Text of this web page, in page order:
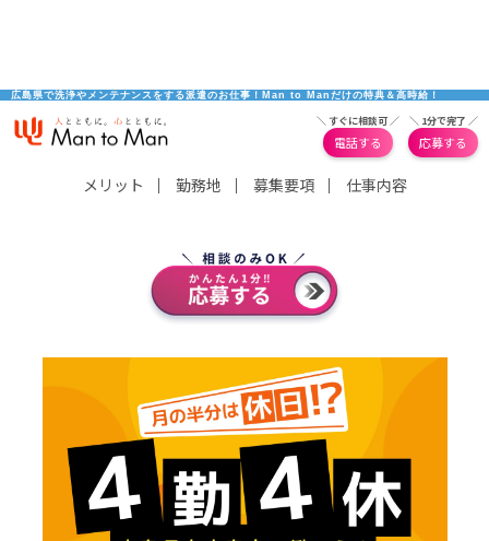
広島県で洗浄やメンテナンスをする派遣のお仕事！Man to Manだけの特典＆高時給！
＼ すぐに相談可 ／
電話する
＼ 1分で完了 ／
応募する
メリット ｜ 勤務地 ｜ 募集要項 ｜ 仕事内容